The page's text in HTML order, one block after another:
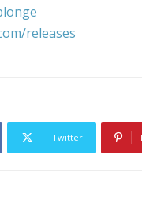
releases
Twitter